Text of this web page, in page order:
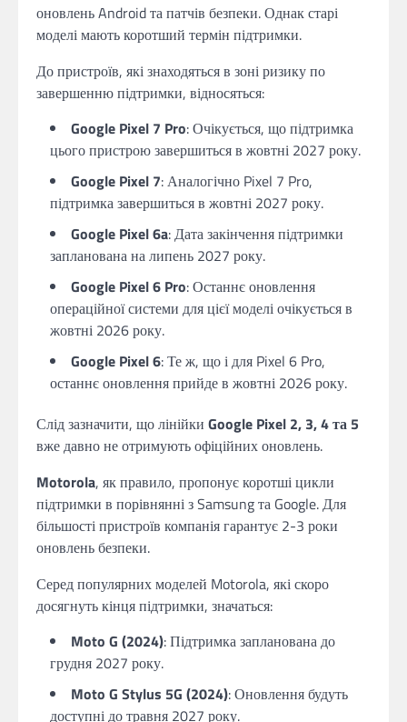
оновлень Android та патчів безпеки. Однак старі
моделі мають коротший термін підтримки.
До пристроїв, які знаходяться в зоні ризику по
завершенню підтримки, відносяться:
Google Pixel 7 Pro: Очікується, що підтримка
цього пристрою завершиться в жовтні 2027 року.
Google Pixel 7: Аналогічно Pixel 7 Pro,
підтримка завершиться в жовтні 2027 року.
Google Pixel 6a: Дата закінчення підтримки
запланована на липень 2027 року.
Google Pixel 6 Pro: Останнє оновлення
операційної системи для цієї моделі очікується в
жовтні 2026 року.
Google Pixel 6: Те ж, що і для Pixel 6 Pro,
останнє оновлення прийде в жовтні 2026 року.
Слід зазначити, що лінійки Google Pixel 2, 3, 4 та 5
вже давно не отримують офіційних оновлень.
Motorola, як правило, пропонує коротші цикли
підтримки в порівнянні з Samsung та Google. Для
більшості пристроїв компанія гарантує 2-3 роки
оновлень безпеки.
Серед популярних моделей Motorola, які скоро
досягнуть кінця підтримки, значаться:
Moto G (2024): Підтримка запланована до
грудня 2027 року.
Moto G Stylus 5G (2024): Оновлення будуть
доступні до травня 2027 року.